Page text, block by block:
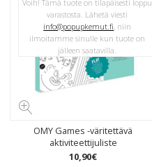
OMY Games -väritettävä
aktiviteettijuliste
10,90€
Voih! Tämä tuote on tilapäisesti loppu
varastosta. Lähetä viesti
info@popupkemut.fi, niin
ilmoitamme sinulle kun tuote on
jälleen saatavilla.